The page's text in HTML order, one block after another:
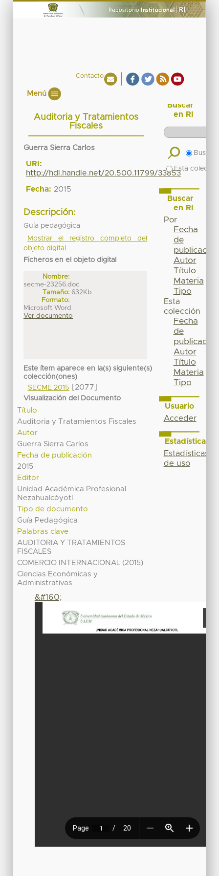
Contacto
Menú
Auditoria y Tratamientos
Fiscales
Guerra Sierra Carlos
URI:
http://hdl.handle.net/20.500.11799/33853
Fecha: 2015
Descripción:
Guía pedagógica
Mostrar el registro completo del
objeto digital
Ficheros en el objeto digital
Nombre:
secme-23256.doc
Tamaño: 632Kb
Formato:
Microsoft Word
Ver documento
Este ítem aparece en la(s) siguiente(s)
colección(ones)
SECME 2015
[2077]
Visualización del Documento
Título
Auditoria y Tratamientos Fiscales
Autor
Guerra Sierra Carlos
Fecha de publicación
2015
Editor
Unidad Académica Profesional
Nezahualcóyotl
Tipo de documento
Guía Pedagógica
Palabras clave
AUDITORIA Y TRATAMIENTOS
FISCALES
COMERCIO INTERNACIONAL (2015)
Ciencias Económicas y
Administrativas
&#160;
Buscar
en RI
Buscar
Esta
Buscar
en RI
Por
Fecha
de
publicación
Autor
Título
Materia
Tipo
Esta
colección
Fecha
de
publicación
Autor
Título
Materia
Tipo
Usuario
Acceder
Estadísticas
Estadísticas
de uso